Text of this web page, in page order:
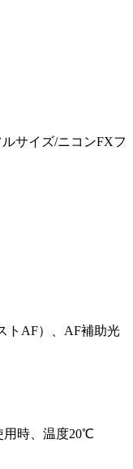
サイズ/ニコンFXフ
トAF）、AF補助光
用時、温度20℃